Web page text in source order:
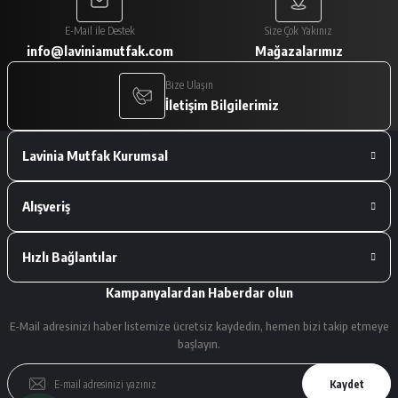
Paketleme çok iyiydi. Ürünler tam
istediğimiz gibiydi.
A... V... | 29/01/2026
Deneyimini Paylaş
E-Mail ile Destek
info@laviniamutfak.com
Size Çok Yakınız
Mağazalarımız
Bize Ulaşın
İletişim Bilgilerimiz
Lavinia Mutfak Kurumsal
Alışveriş
Hızlı Bağlantılar
Kampanyalardan Haberdar olun
E-Mail adresinizi haber listemize ücretsiz kaydedin, hemen bizi takip etmeye
başlayın.
Kaydet